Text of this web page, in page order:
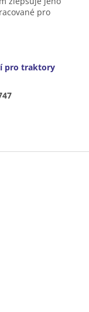
pro
pro traktory